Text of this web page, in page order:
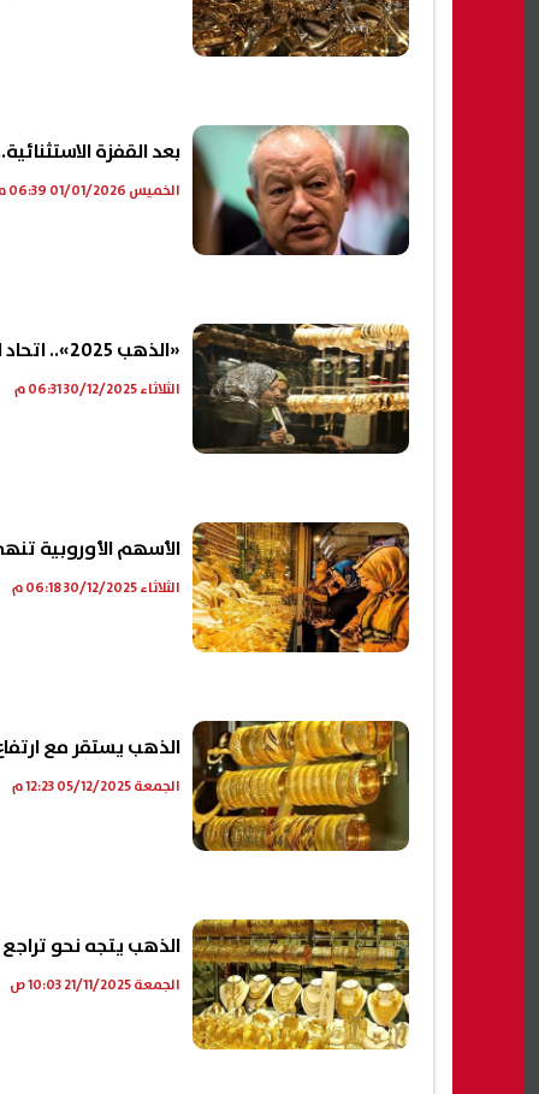
بعد القفزة
الخميس 01/01/2026 06:39 م
«الذهب 2025».. اتحاد الصناعات: الأسواق عادت للارتفاع بعد التصحيح|فيديو
الثلاثاء 30/12/2025 06:31 م
الأسهم الأوروبية تنهي 2025 على ارتفاع قوي.. والبنوك تتصدر المشهد
الثلاثاء 30/12/2025 06:18 م
الذهب يستقر مع ارتفاع
الجمعة 05/12/2025 12:23 م
الذهب يتجه نحو تراجع
الجمعة 21/11/2025 10:03 ص